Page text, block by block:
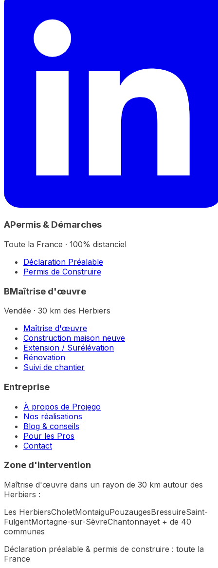
APermis & Démarches
Toute la France · 100% distanciel
Déclaration Préalable
Permis de Construire
BMaîtrise d'œuvre
Vendée · 30 km des Herbiers
Maîtrise d'œuvre
Construction maison neuve
Extension / Surélévation
Rénovation
Suivi de chantier
Entreprise
À propos de Projego
Nos réalisations
Blog & conseils
Pour les Pros
Contact
Zone d'intervention
Maîtrise d'œuvre dans un rayon de 30 km autour des
Herbiers :
Les HerbiersCholetMontaiguPouzaugesBressuireSaint-
FulgentMortagne-sur-SèvreChantonnayet + de 40
communes
Déclaration préalable & permis de construire : toute la
France